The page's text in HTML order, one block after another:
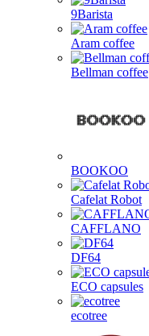
9Barista
Aram coffee
Bellman coffee
BOOKOO
Cafelat Robot
CAFFLANO
DF64
ECO capsules
ecotree